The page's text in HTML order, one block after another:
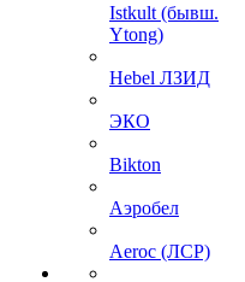
Istkult (бывш.
Ytong)
Hebel ЛЗИД
ЭКО
Bikton
Аэробел
Aeroc (ЛСР)